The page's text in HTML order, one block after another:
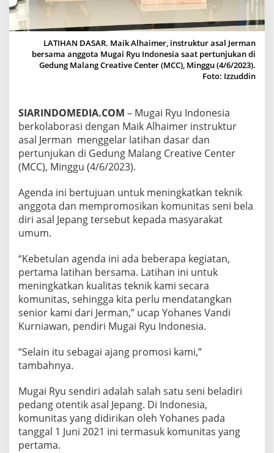
R
L
A
T
I
D
A
N
P
E
R
U
N
J
U
N
D
I
G
E
D
U
G
M
LATIHAN DASAR. Maik Alhaimer, instruktur asal Jerman
bersama anggota Mugai Ryu Indonesia saat pertunjukan di
Gedung Malang Creative Center (MCC), Minggu (4/6/2023).
Foto: Izzuddin
SIARINDOMEDIA.COM – Mugai Ryu Indonesia
berkolaborasi dengan Maik Alhaimer instruktur
asal Jerman menggelar latihan dasar dan
pertunjukan di Gedung Malang Creative Center
(MCC), Minggu (4/6/2023).
Agenda ini bertujuan untuk meningkatkan teknik
anggota dan mempromosikan komunitas seni bela
diri asal Jepang tersebut kepada masyarakat
umum.
“Kebetulan agenda ini ada beberapa kegiatan,
pertama latihan bersama. Latihan ini untuk
meningkatkan kualitas teknik kami secara
komunitas, sehingga kita perlu mendatangkan
senior kami dari Jerman,” ucap Yohanes Vandi
Kurniawan, pendiri Mugai Ryu Indonesia.
“Selain itu sebagai ajang promosi kami,”
tambahnya.
Mugai Ryu sendiri adalah salah satu seni beladiri
pedang otentik asal Jepang. Di Indonesia,
komunitas yang didirikan oleh Yohanes pada
tanggal 1 Juni 2021 ini termasuk komunitas yang
pertama.